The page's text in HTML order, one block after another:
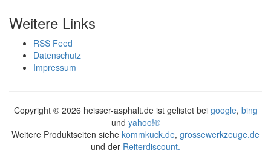
Weitere Links
RSS Feed
Datenschutz
Impressum
Copyright © 2026 heisser-asphalt.de ist gelistet bei google, bing
und yahoo!®
Weitere Produktseiten siehe kommkuck.de, grossewerkzeuge.de
und der Reiterdiscount.